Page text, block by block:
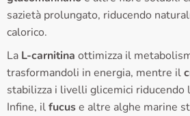
sazietà prolungato, riducendo
calorico.
La L-carnitina ottimizza il
trasformandoli in energia, mentre il
stabilizza i livelli glicemici riducendo
Infine, ilfucuse altre alghe marine